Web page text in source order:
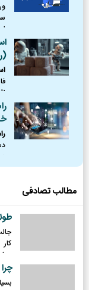
مطالب تصادفی